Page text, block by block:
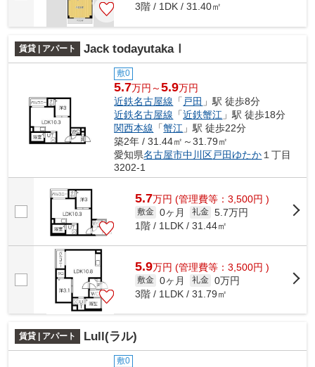
3階 / 1DK / 31.40㎡
賃貸 | アパート Jack todayutakaⅠ
敷0
5.7万円～5.9万円
近鉄名古屋線 「 戸田 」駅 徒歩8分
近鉄名古屋線 「近鉄蟹江 」駅 徒歩18分
関西本線 「蟹江 」駅 徒歩22分
築2年 / 31.44㎡～31.79㎡
愛知県名古屋市中川区戸田ゆたか１丁目
3202-1
5.7万円 (管理費等：3,500円 )
敷金 0ヶ月 礼金 5.7万円
1階 / 1LDK / 31.44㎡
5.9万円 (管理費等：3,500円 )
敷金 0ヶ月 礼金 0万円
3階 / 1LDK / 31.79㎡
賃貸 | アパート Lull(ラル)
敷0